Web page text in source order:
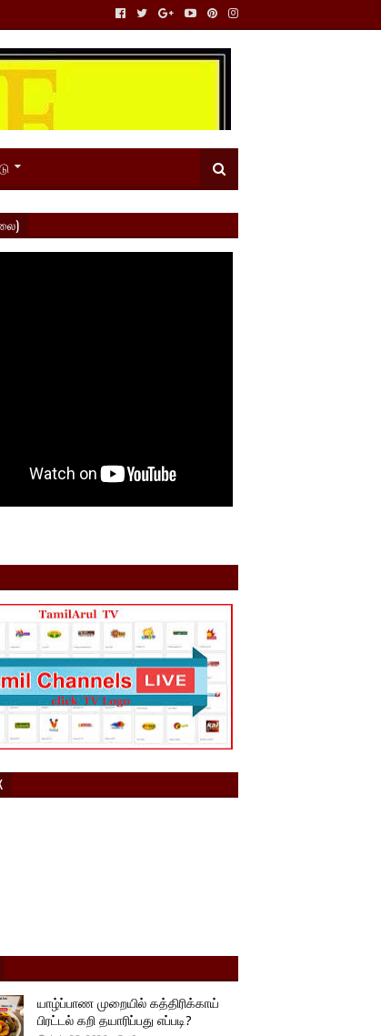
யாழ்ப்பாண முறையில் கத்திரிக்காய்
பிரட்டல் கறி தயாரிப்பது எப்படி?